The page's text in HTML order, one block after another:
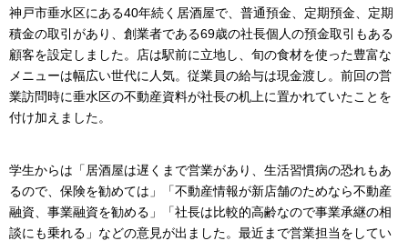
神戸市垂水区にある40年続く居酒屋で、普通預金、定期預金、定期
積金の取引があり、創業者である69歳の社長個人の預金取引もある
顧客を設定しました。店は駅前に立地し、旬の食材を使った豊富な
メニューは幅広い世代に人気。従業員の給与は現金渡し。前回の営
業訪問時に垂水区の不動産資料が社長の机上に置かれていたことを
付け加えました。
学生からは「居酒屋は遅くまで営業があり、生活習慣病の恐れもあ
るので、保険を勧めては」「不動産情報が新店舗のためなら不動産
融資、事業融資を勧める」「社長は比較的高齢なので事業承継の相
談にも乗れる」などの意見が出ました。最近まで営業担当をしてい